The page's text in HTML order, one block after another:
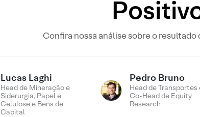
Confira nossa análise sobre o resultado
Lucas Laghi
Head de Mineração e
Siderurgia, Papel e
Celulose e Bens de
Capital
Pedro Bruno
Head de Transportes
Co-Head de Equity
Research